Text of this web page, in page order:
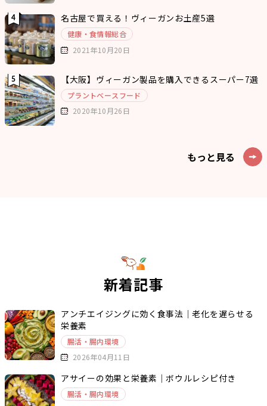
名古屋で買える！ヴィーガンお土産5選
健康・食情報総合
2021年10月20日
【大阪】ヴィーガン製品を購入できるスーパー7選
プラントベースフード
2020年10月26日
もっと見る
新着記事
アンチエイジングに効く食事法｜老化を遅らせる
栄養素
腸活・腸内環境
2026年04月11日
アサイーの効果と栄養素｜ボウルレシピ付き
腸活・腸内環境